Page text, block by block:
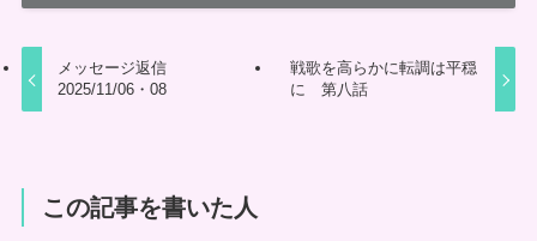
メッセージ返信
2025/11/06・08
戦歌を高らかに転調は平穏
に 第八話
この記事を書いた人